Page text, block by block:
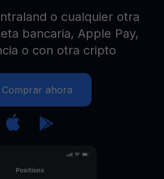
o cualquier otra
bancaria, Apple Pay,
o con otra cripto
Comprar ahora